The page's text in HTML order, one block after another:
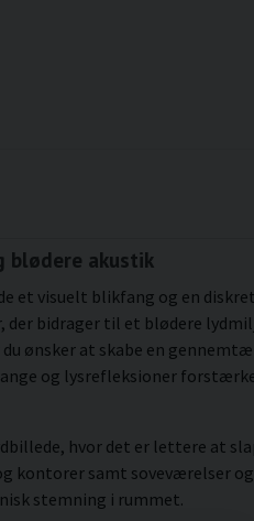
blødere akustik
et visuelt blikfang og en
bidrager til et blødere
ønsker at skabe en
og lysrefleksioner
hvor det er lettere at
kontorer samt soveværelser
stemning i rummet.